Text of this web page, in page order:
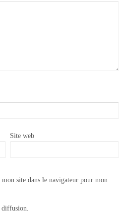
Site web
site dans le navigateur pour mon
diffusion.